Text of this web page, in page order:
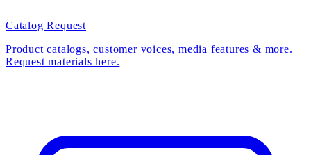
Catalog Request
Product catalogs, customer voices, media features & more.
Request materials here.